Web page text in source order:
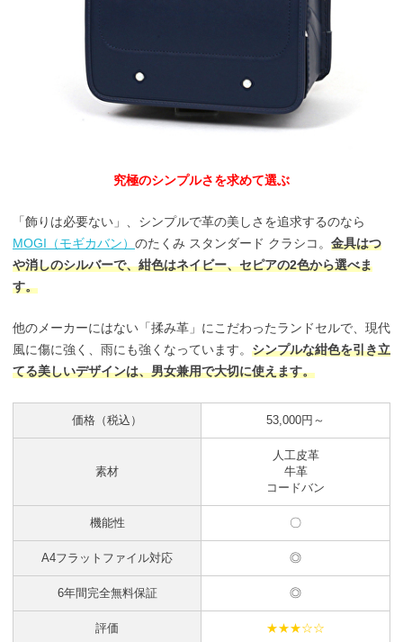
究極のシンプルさを求めて選ぶ
「飾りは必要ない」、シンプルで革の美しさを追求するのなら
MOGI（モギカバン） のたくみ スタンダード クラシコ。 金具はつ
や消しのシルバーで、紺色はネイビー、セピアの2色から選べま
す。
他のメーカーにはない「揉み革」にこだわったランドセルで、現代
風に傷に強く、雨にも強くなっています。 シンプルな紺色を引き立
てる美しいデザインは、男女兼用で大切に使えます。
価格（税込） 53,000円～
素材
人工皮革
牛革
コードバン
機能性 〇
A4フラットファイル対応 ◎
6年間完全無料保証 ◎
評価 ★★★☆☆